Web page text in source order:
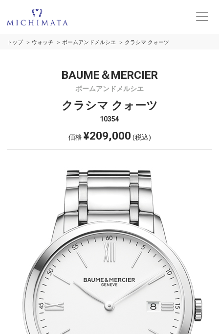
トップ ウォッチ ボームアンドメルシエ クラシマ クォーツ
BAUME＆MERCIER
ボームアンドメルシエ
クラシマ クォーツ
10354
価格¥209,000 (税込)